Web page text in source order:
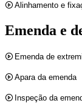
Alinhamento e
Emenda e
Emenda de
Apara da emenda
Inspeção da